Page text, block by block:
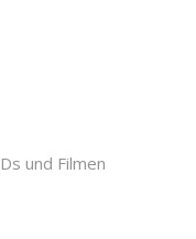
und Filmen